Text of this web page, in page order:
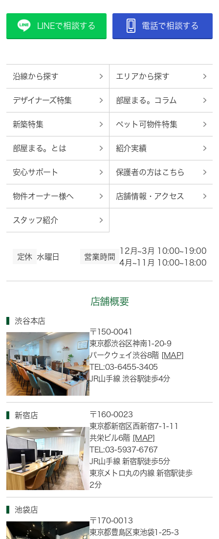
LINEで相談する 電話で相談する
沿線から探す エリアから探す
デザイナーズ特集 部屋まる。コラム
新築特集 ペット可物件特集
部屋まる。とは 紹介実績
安心サポート 保護者の方はこちら
物件オーナー様へ 店舗情報・アクセス
スタッフ紹介
定休 水曜日 営業時間
12月~3月 10:00~19:00
4月~11月 10:00~18:00
店舗概要
渋谷本店
〒150-0041
東京都渋谷区神南1-20-9
パークウェイ渋谷8階 [MAP]
TEL:03-6455-3405
JR山手線 渋谷駅徒歩4分
新宿店
〒160-0023
東京都新宿区西新宿7-1-11
共栄ビル6階 [MAP]
TEL:03-5937-6767
JR山手線 新宿駅徒歩5分
東京メトロ丸の内線 新宿駅徒歩
2分
池袋店
〒170-0013
東京都豊島区東池袋1-25-3